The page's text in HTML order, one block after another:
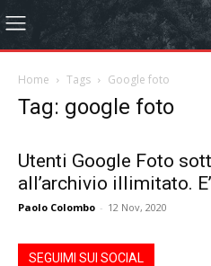
Home Tags Google foto
Tag: google foto
Utenti Google Foto
all’archivio illimitato.
Paolo Colombo - 12 Nov, 2020
SEGUIMI SUI SOCIAL